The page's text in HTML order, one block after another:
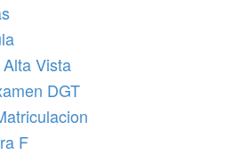
Vista
DGT
F